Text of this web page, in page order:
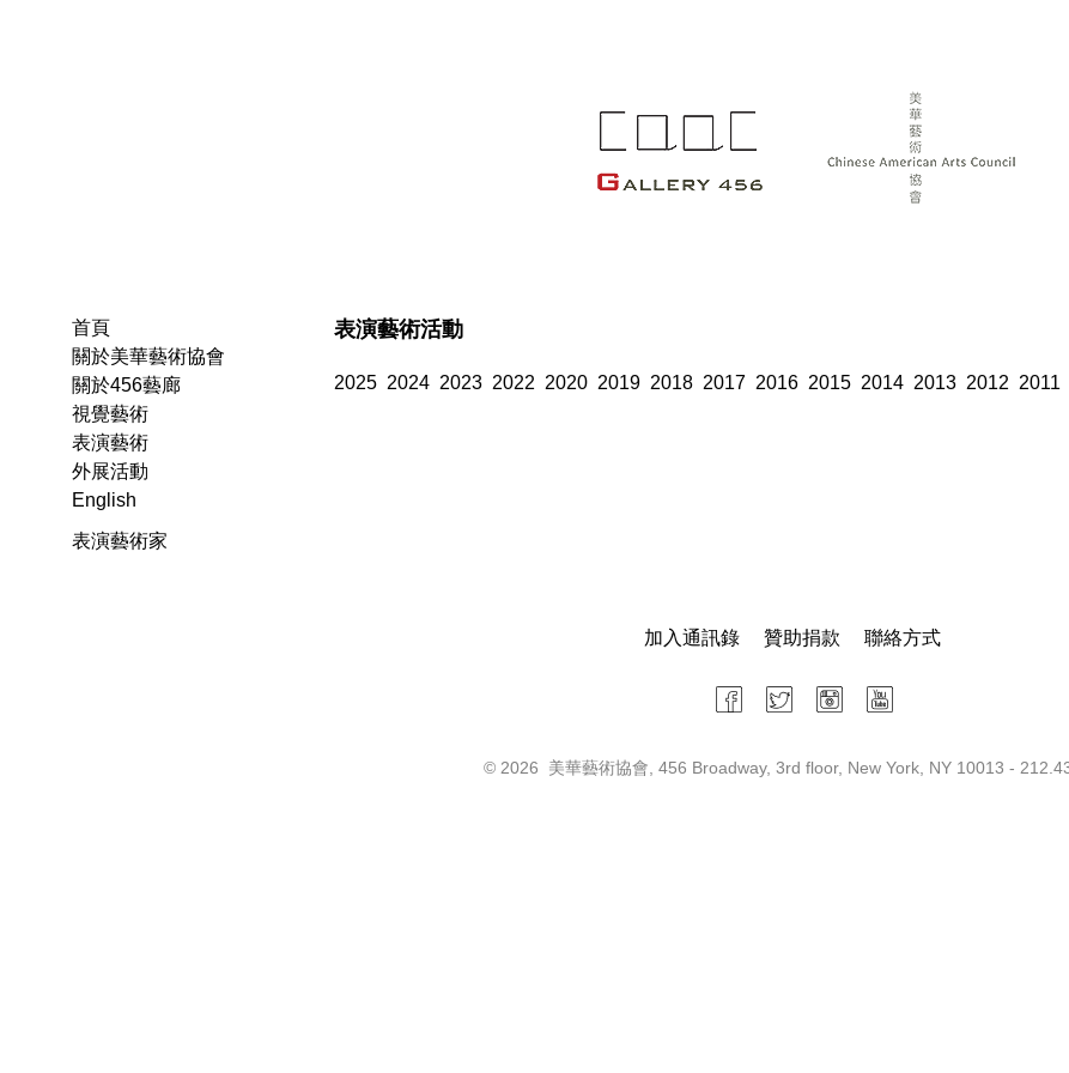
表演藝術活動
2025 2024 2023 2022 2020 2019 2018 2017 2016 2015 2014 2013 2012 2011
首頁
關於美華藝術協會
關於456藝廊
視覺藝術
表演藝術
外展活動
English
表演藝術家
加入通訊錄 贊助捐款 聯絡方式
© 2026 美華藝術協會, 456 Broadway, 3rd floor, New York, NY 10013 -